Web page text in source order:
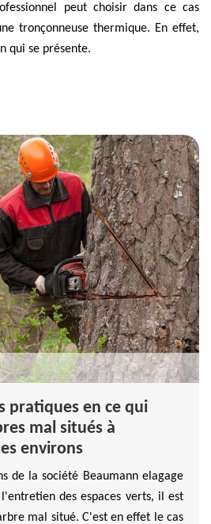
peut choisir dans ce cas
tronçonneuse thermique. En effet,
qui se présente.
pratiques en ce qui
mal situés à
environs
de la société Beaumann elagage
des espaces verts, il est
mal situé. C'est en effet le cas